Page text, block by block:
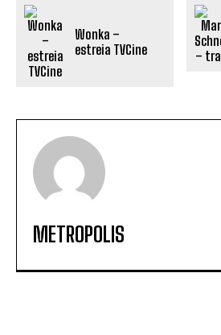
Wonka –
estreia TVCine
METROPOLIS